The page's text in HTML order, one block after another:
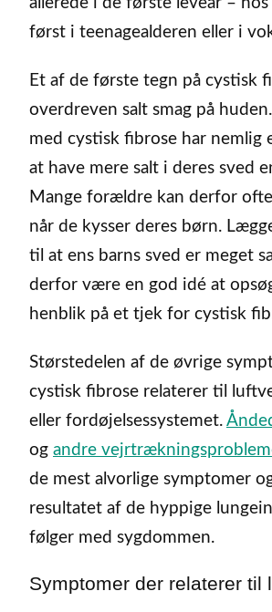
først i teenagealderen eller i
Et af de første tegn på cystisk
overdreven salt smag på
med cystisk fibrose har nemlig
at have mere salt i deres sved
Mange forældre kan derfor ofte
når de kysser deres børn.
til at ens barns sved er meget
derfor være en god idé at
henblik på et tjek for cystisk
Størstedelen af de øvrige
cystisk fibrose relaterer til
eller fordøjelsessystemet.
og andre
de mest alvorlige symptomer
resultatet af de hyppige
følger med sygdommen.
Symptomer der relaterer til